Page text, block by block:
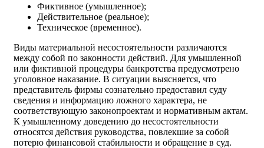
Фиктивное (умышленное);
Действительное (реальное);
Техническое (временное).
Виды материальной несостоятельности различаются
между собой по законности действий. Для умышленной
или фиктивной процедуры банкротства предусмотрено
уголовное наказание. В ситуации выясняется, что
представитель фирмы сознательно предоставил суду
сведения и информацию ложного характера, не
соответствующую законопроектам и нормативным актам.
К умышленному доведению до несостоятельности
относятся действия руководства, повлекшие за собой
потерю финансовой стабильности и обращение в суд.